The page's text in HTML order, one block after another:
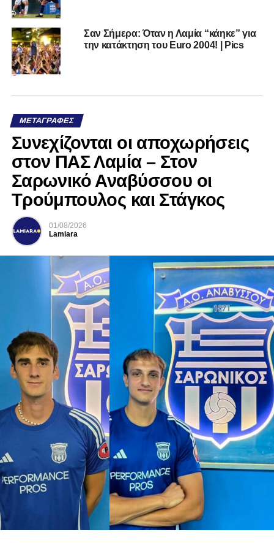
Σαν Σήμερα: Όταν η Λαμία “κάηκε” για
την κατάκτηση του Euro 2004! | Pics
ΜΕΤΑΓΡΑΦΈΣ
Συνεχίζονται οι αποχωρήσεις
στον ΠΑΣ Λαμία – Στον
Σαρωνικό Αναβύσσου οι
Τρούμπουλος και Στάγκος
01/08/2026
Lamiara